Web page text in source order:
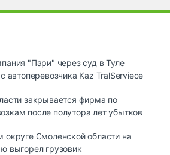
"Пари" через суд в Туле
автоперевозчика Kaz TralServiece
закрывается фирма по
после полутора лет убытков
округе Смоленской области на
выгорел грузовик